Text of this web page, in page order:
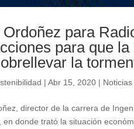
para
para que
la
|Abr 15, 2020 | Noticias
director de la carrera de
en donde trató la situación